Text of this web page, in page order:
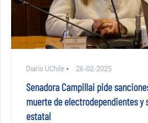
Diario UChile 26-02-2025
Senadora Campillai pide
muerte de electrodependientes y
estatal